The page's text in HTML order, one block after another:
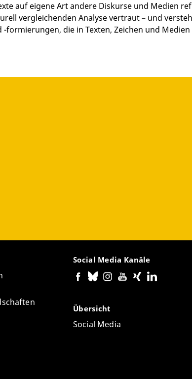
auf eigene Art andere Diskurse und Medien
vergleichenden Analyse vertraut – und
formierungen, die in Texten, Zeichen und
Social Media Kanäle
Übersicht
Social Media